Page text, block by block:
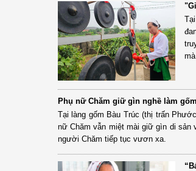
Phụ nữ Chăm giữ gìn nghề làm
Tại làng gốm Bàu Trúc (thị trấn
nữ Chăm vẫn miệt mài giữ gìn di sản
người Chăm tiếp tục vươn xa.